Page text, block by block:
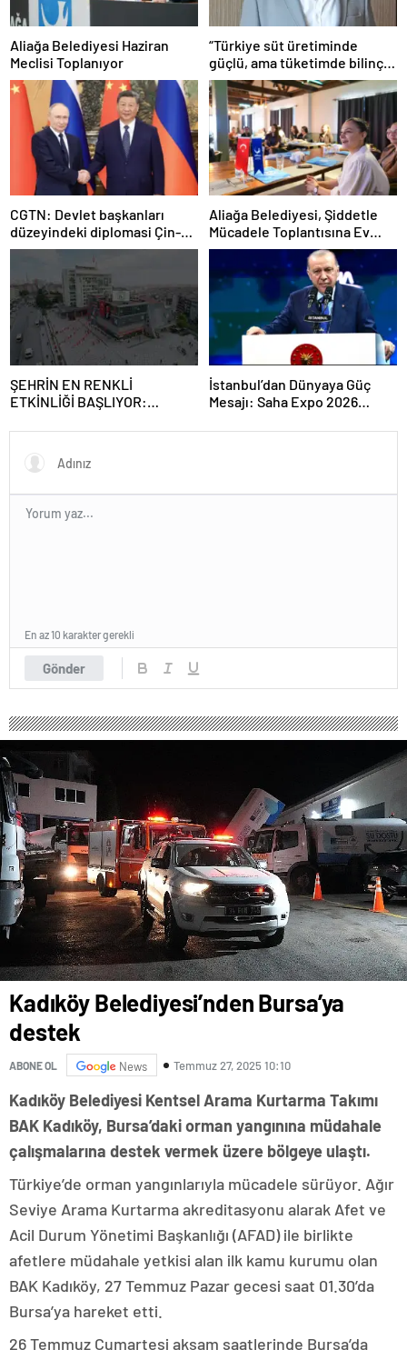
Aliağa Belediyesi Haziran
Meclisi Toplanıyor
“Türkiye süt üretiminde
güçlü, ama tüketimde bilinç
şart”
CGTN: Devlet başkanları
düzeyindeki diplomasi Çin-
Rusya arasındaki büyüyen
ortaklığı güçlendiriyor
Aliağa Belediyesi, Şiddetle
Mücadele Toplantısına Ev
Sahipliği Yaptı
ŞEHRİN EN RENKLİ
ETKİNLİĞİ BAŞLIYOR:
FESTİVALİ” HEYECANI
GAZİOSMANPAŞA’DA
YAŞANACAK
İstanbul’dan Dünyaya Güç
Mesajı: Saha Expo 2026
Gönder
En az 10 karakter gerekli
Kadıköy Belediyesi’nden Bursa’ya
destek
ABONE OL News Temmuz 27, 2025 10:10
Kadıköy Belediyesi Kentsel Arama Kurtarma Takımı
BAK Kadıköy, Bursa’daki orman yangınına müdahale
çalışmalarına destek vermek üzere bölgeye ulaştı.
Türkiye’de orman yangınlarıyla mücadele sürüyor. Ağır
Seviye Arama Kurtarma akreditasyonu alarak Afet ve
Acil Durum Yönetimi Başkanlığı (AFAD) ile birlikte
afetlere müdahale yetkisi alan ilk kamu kurumu olan
BAK Kadıköy, 27 Temmuz Pazar gecesi saat 01.30’da
Bursa’ya hareket etti.
26 Temmuz Cumartesi akşam saatlerinde Bursa’da